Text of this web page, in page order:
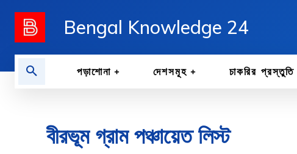
Bengal Knowledge 24
পড়াশোনা দেশসমূহ চাকরির প্রস্তুতি
বীরভূম গ্রাম পঞ্চায়েত লিস্ট